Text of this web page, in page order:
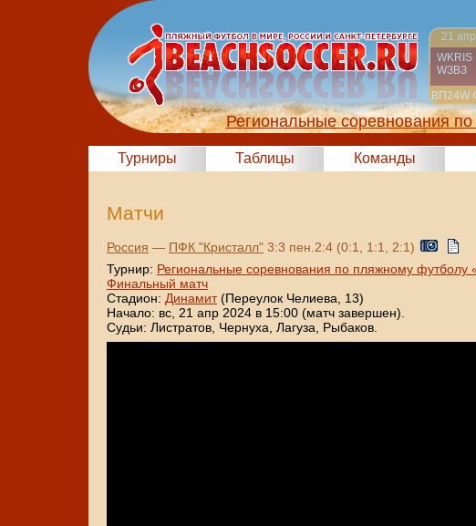
21
WKRIS
WЗВЗ
ВП24W
Региональные соревнования
Турниры Таблицы Команды
Матчи
Россия — ПФК "Кристалл" 3:3 пен.2:4 (0:1, 1:1, 2:1)
Турнир: Региональные соревнования по пляжному футболу
Финальный матч
Стадион: Динамит(Переулок Челиева, 13)
Начало: вс, 21 апр 2024 в 15:00 (матч завершен).
Судьи: Листратов, Чернуха, Лагуза, Рыбаков.